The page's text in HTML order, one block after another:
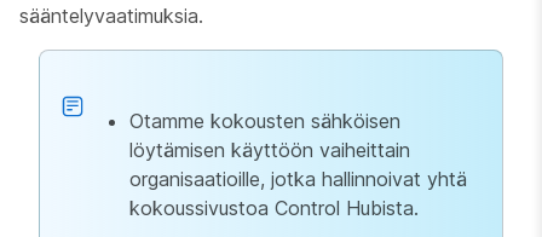
sääntelyvaatimuksia.
Otamme kokousten sähköisen
löytämisen käyttöön vaiheittain
organisaatioille, jotka hallinnoivat yhtä
kokoussivustoa Control Hubista.